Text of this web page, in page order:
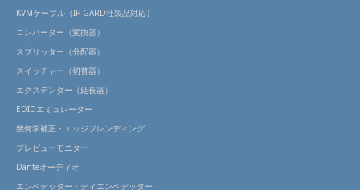
KVMケーブル（IP GARD社製品対応）
コンバーター（変換器）
スプリッター（分配器）
スイッチャー（切替器）
エクステンダー（延長器）
EDIDエミュレーター
幾何学補正・エッジブレンディング
プレビューモニター
Danteオーディオ
エンベデッター・ディエンベデッター